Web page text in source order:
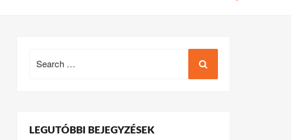
for:
LEGUTÓBBI BEJEGYZÉSEK